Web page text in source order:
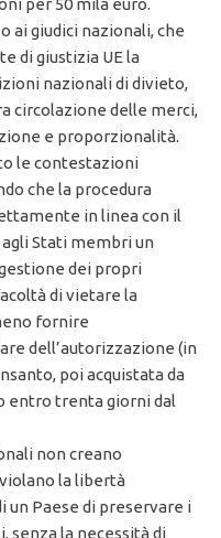
ai giudici nazionali, che
di giustizia UE la
nazionali di divieto,
circolazione delle merci,
e proporzionalità.
le contestazioni
che la procedura
in linea con il
Stati membri un
dei propri
di vietare la
fornire
dell’autorizzazione (in
poi acquistata da
entro trenta giorni dal
non creano
la libertà
un Paese di preservare i
senza la necessità di